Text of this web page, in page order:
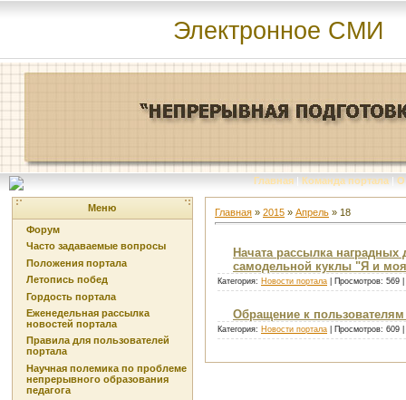
Электронное СМИ
Главная | Команда портала | О
Меню
Форум
Часто задаваемые вопросы
Положения портала
Летопись побед
Гордость портала
Еженедельная рассылка
новостей портала
Правила для пользователей
портала
Научная полемика по проблеме
непрерывного образования
педагога
Главная » 2015 » Апрель » 18
Начата рассылка наградных
самодельной куклы "Я и
Категория: Новости портала | Просмотров: 569
Обращение к пользователям
Категория: Новости портала | Просмотров: 609